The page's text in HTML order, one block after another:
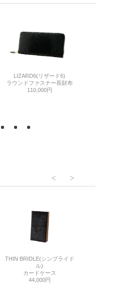
LIZARD6(リザード6)
ラウンドファスナー長財布
110,000円
THIN BRIDLE(シンブライド
ル)
カードケース
44,000円